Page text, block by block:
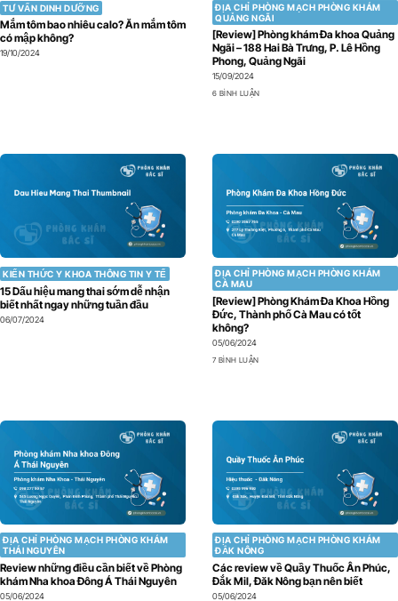
TƯ VẤN DINH DƯỠNG
Mắm tôm bao nhiêu calo? Ăn mắm tôm
có mập không?
19/10/2024
ĐỊA CHỈ PHÒNG MẠCH PHÒNG KHÁM
QUẢNG NGÃI
[Review] Phòng khám Đa khoa Quảng
Ngãi – 188 Hai Bà Trưng, P. Lê Hồng
Phong, Quảng Ngãi
15/09/2024
6 BÌNH LUẬN
KIẾN THỨC Y KHOA THÔNG TIN Y TẾ
15 Dấu hiệu mang thai sớm dễ nhận
biết nhất ngay những tuần đầu
06/07/2024
ĐỊA CHỈ PHÒNG MẠCH PHÒNG KHÁM
CÀ MAU
[Review] Phòng Khám Đa Khoa Hồng
Đức, Thành phố Cà Mau có tốt
không?
05/06/2024
7 BÌNH LUẬN
ĐỊA CHỈ PHÒNG MẠCH PHÒNG KHÁM
THÁI NGUYÊN
Review những điều cần biết về Phòng
khám Nha khoa Đông Á Thái Nguyên
05/06/2024
ĐỊA CHỈ PHÒNG MẠCH PHÒNG KHÁM
ĐẮK NÔNG
Các review về Quầy Thuốc Ân Phúc,
Đắk Mil, Đăk Nông bạn nên biết
05/06/2024